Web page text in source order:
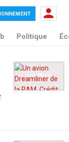
Politique